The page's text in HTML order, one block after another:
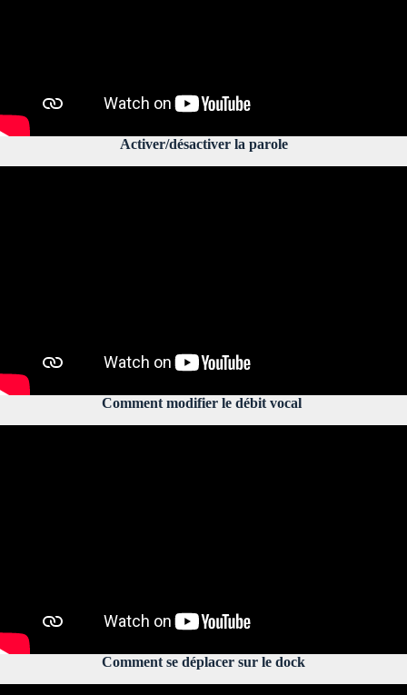
Activer/désactiver la parole
Comment modifier le débit vocal
Comment se déplacer sur le dock